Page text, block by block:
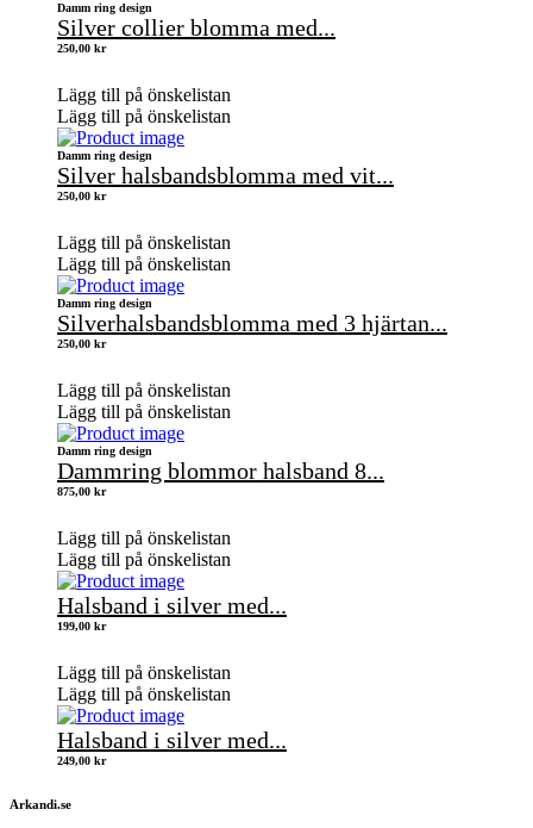
Damm ring design
Silver collier blomma med...
250,00 kr
Lägg till på önskelistan
Lägg till på önskelistan
Damm ring design
Silver halsbandsblomma med vit...
250,00 kr
Lägg till på önskelistan
Lägg till på önskelistan
Damm ring design
Silverhalsbandsblomma med 3 hjärtan...
250,00 kr
Lägg till på önskelistan
Lägg till på önskelistan
Damm ring design
Dammring blommor halsband 8...
875,00 kr
Lägg till på önskelistan
Lägg till på önskelistan
Halsband i silver med...
199,00 kr
Lägg till på önskelistan
Lägg till på önskelistan
Halsband i silver med...
249,00 kr
Arkandi.se